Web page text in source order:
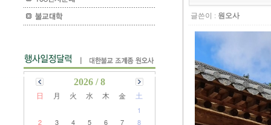
2026 / 8
日 月 火 水 木 金 土
1
2
3 4 5 6 7
8
글쓴이 : 원오사